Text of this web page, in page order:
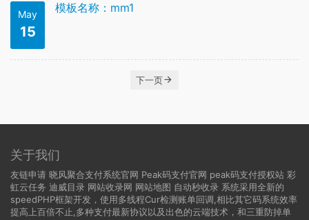
May
15
模板名称：mm1
下一页
关于我们
友链申请 晓风聚合支付系统官网 Peak码支付官网 peak码支付授权站 彩
虹云任务 迪威目录 网站收录网 网站地图 自动秒收录 系统采用全新的
speedPHP框架开发，使用多线程Cur检测账单回调,相比其它码系统效率
提高上百倍不止,多种支付最新协议以及出色的云端技术，和三重防掉单